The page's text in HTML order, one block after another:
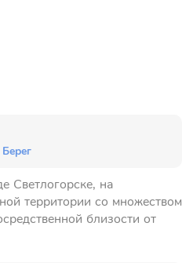
Светлогорске, на
территории со множеством
близости от